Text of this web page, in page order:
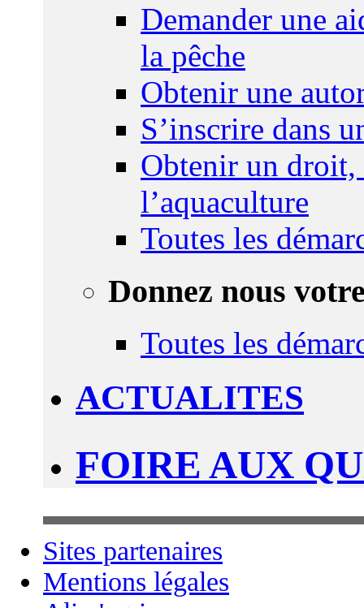
Demander une
la pêche
Obtenir une
S’inscrire dans
Obtenir un droit,
l’aquaculture
Toutes les
Donnez nous
Toutes les
ACTUALITES
FOIRE AUX
Sites partenaires
Mentions légales